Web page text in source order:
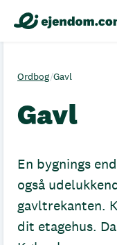
Ordbog/Gavl
Gavl
En bygnings
også
gavltrekanten.
dit etagehus.